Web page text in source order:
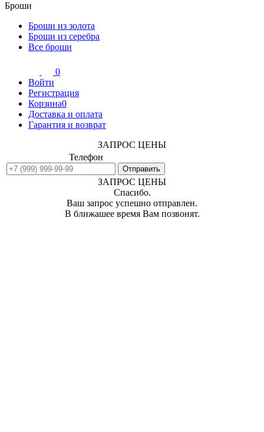
Броши
Броши из золота
Броши из серебра
Все броши
0
Войти
Регистрация
Корзина0
Доставка и оплата
Гарантия и возврат
ЗАПРОС ЦЕНЫ
Телефон
ЗАПРОС ЦЕНЫ
Спасибо.
Ваш запрос успешно отправлен.
В ближашее время Вам позвонят.